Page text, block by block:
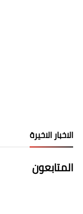
الاخبار الاخيرة
المتابعون